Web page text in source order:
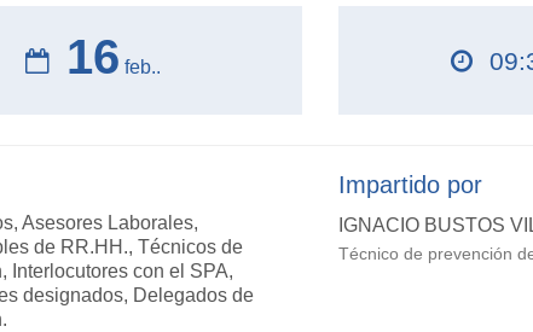
16 feb..
Asesores Laborales,
de RR.HH., Técnicos de
Interlocutores con el SPA,
designados, Delegados de
Impartido por
IGNACIO BUSTOS
Técnico de prevención